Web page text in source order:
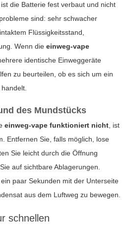
die Batterie fest verbaut und nicht
sind: sehr schwacher
Flüssigkeitsstand,
Wenn die einweg-vape
identische Einweggeräte
zu beurteilen, ob es sich um ein
des Mundstücks
einweg-vape funktioniert nicht , ist
Entfernen Sie, falls möglich, lose
Sie leicht durch die Öffnung
auf sichtbare Ablagerungen.
paar Sekunden mit der Unterseite
aus dem Luftweg zu bewegen.
schnellen